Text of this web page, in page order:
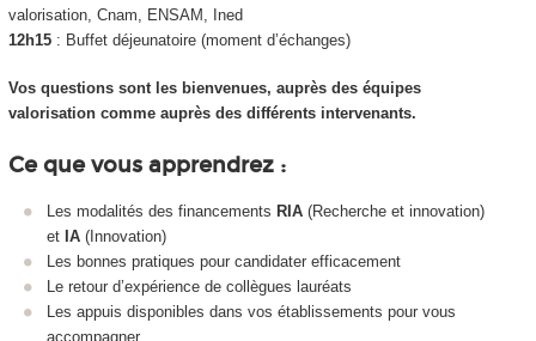
valorisation, Cnam, ENSAM, Ined
12h15: Buffet déjeunatoire (moment d’échanges)
Vos questions sont les bienvenues, auprès des équipes
valorisation comme auprès des différents intervenants.
Ce que vous apprendrez :
Les modalités des financements RIA (Recherche et innovation)
et IA (Innovation)
Les bonnes pratiques pour candidater efficacement
Le retour d’expérience de collègues lauréats
Les appuis disponibles dans vos établissements pour vous
accompagner